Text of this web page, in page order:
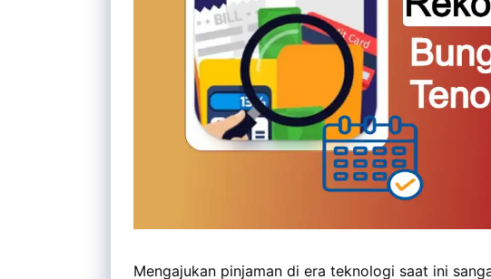
Mengajukan pinjaman di era teknologi saat ini